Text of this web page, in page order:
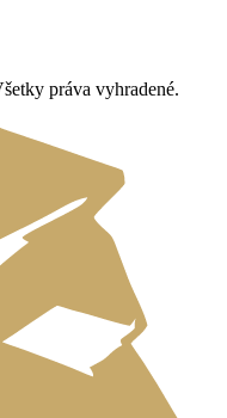
práva vyhradené.